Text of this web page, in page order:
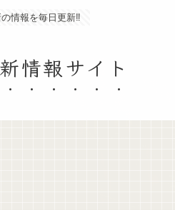
情報を毎日更新‼
情報サイト